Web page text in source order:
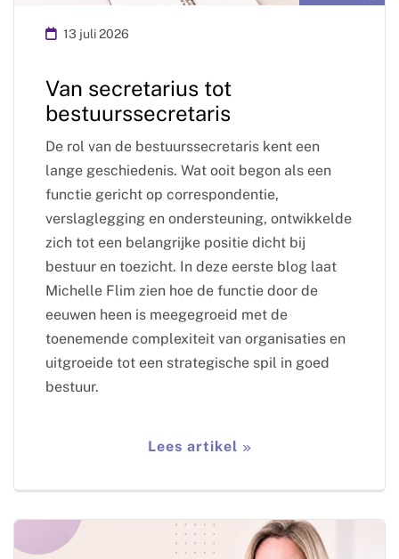
13 juli 2026
Van secretarius tot
bestuurssecretaris
De rol van de bestuurssecretaris kent een
lange geschiedenis. Wat ooit begon als een
functie gericht op correspondentie,
verslaglegging en ondersteuning, ontwikkelde
zich tot een belangrijke positie dicht bij
bestuur en toezicht. In deze eerste blog laat
Michelle Flim zien hoe de functie door de
eeuwen heen is meegegroeid met de
toenemende complexiteit van organisaties en
uitgroeide tot een strategische spil in goed
bestuur.
Lees artikel